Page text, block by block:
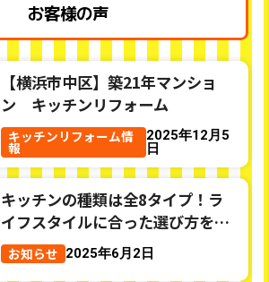
お客様の声
【横浜市中区】築21年マンショ
ン キッチンリフォーム
キッチンリフォーム情
報
2025年12月5
日
キッチンの種類は全8タイプ！ラ
イフスタイルに合った選び方をご
紹介
お知らせ 2025年6月2日